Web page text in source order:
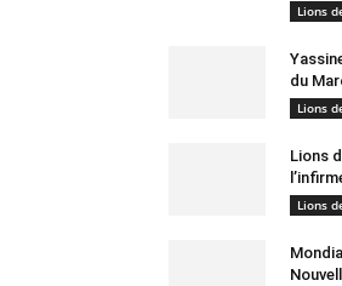
Lions
du
Lions
Lions
Lions